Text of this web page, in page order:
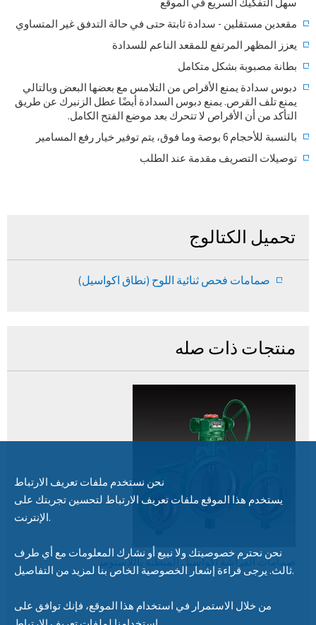
مقعدين مستقلين - سدادة ثابتة حتى في حالة التدفق غير المتساوي
يعزز المظهر المرتفع للمقعد الناعم للسدادة
بطانة مصبوبة بشكل متكامل
دبوس سدادة يمنع الأقراص من التلامس مع بعضها البعض وبالتالي
يمنع تلف القرص. يمنع دبوس السدادة أيضًا عطل الزنبرك عن طريق
التأكد من أن الأقراص لا تتحرك بعد موضع الفتح الكامل.
بالنسبة للأحجام 6 بوصة وما فوق، يتم توفير خيار رفع المسامير
توصيلات التصريف مقدمة عند الطلب
تحميل الكتالوج
صمامات فحص ثنائية اللوح (نطاق اكواسيل)
منتجات ذات صله
صمامات الفراشة اكواسيل المبطنة باللاستومر
نحن نستخدم ملفات تعريف الارتباط
يستخدم هذا الموقع ملفات تعريف الارتباط لتحسين تجربتك على
الإنترنت.
نحن نحترم خصوصيتك ولا نبيع أو نشارك المعلومات مع أي طرف
ثالث. يرجى قراءة إشعار الخصوصية الخاص بنا لمزيد من التفاصيل.
من خلال الاستمرار في استخدام هذا الموقع، فإنك توافق على